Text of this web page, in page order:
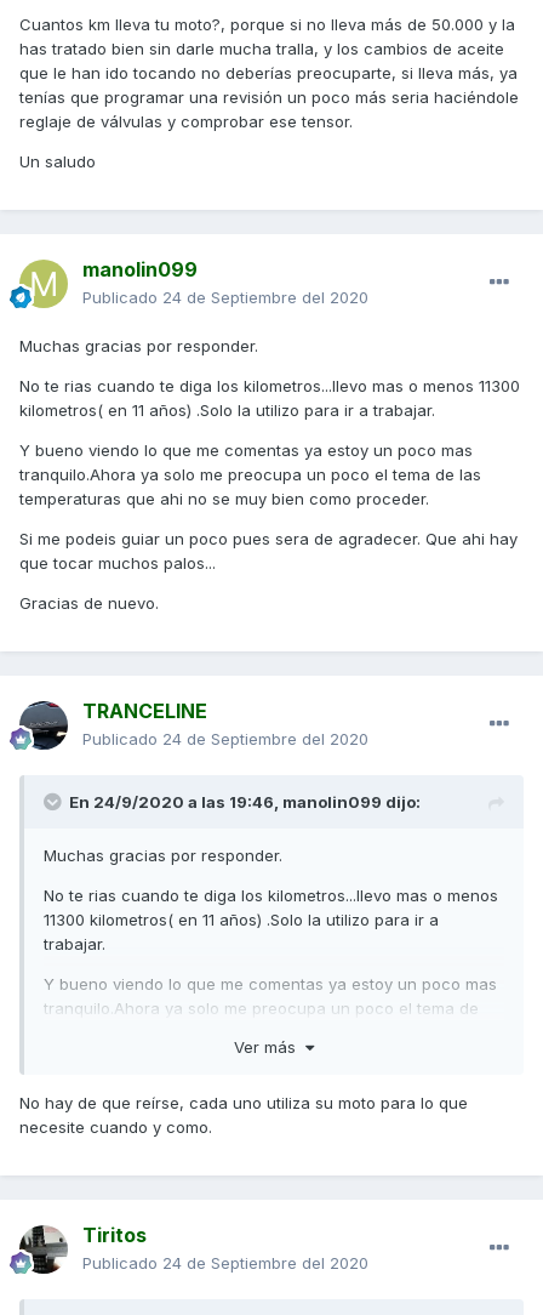
regulador de carga) nunca se le ha hecho nada y tampoco
pense que deberia preocuparme ...pero despues de leer el
tema del tensor pues no se ...
Siendo la moto del 2009 pensais que deberia aunque
sube el indicador de la temperatura al 2 ( lo que nunca...ni
en verano). Esta mañana aprovechando que queria
antes de arrancar,tuve que rellenar un poquito y marche a
marcha y no se oia nada el electroventilador.(creo que
nunca lo he oido) No subia la temperatura al 3 pero
Pues lo mismo que con el tema del tensor...leyendo por el
foro me ha entrado miedito y no se si deberia mirarle algo a
Agradecere ayuda/consejo de los expertos del foro.
Un saludo.
Cuantos km lleva tu moto?, porque si no lleva más de 50.000 y la
has tratado bien sin darle mucha tralla, y los cambios de aceite
que le han ido tocando no deberías preocuparte, si lleva más, ya
tenías que programar una revisión un poco más seria haciéndole
reglaje de válvulas y comprobar ese tensor.
Un saludo
manolin099
Publicado 24 de Septiembre del 2020
Muchas gracias por responder.
No te rias cuando te diga los kilometros...llevo mas o menos 11300
kilometros( en 11 años) .Solo la utilizo para ir a trabajar.
Y bueno viendo lo que me comentas ya estoy un poco mas
tranquilo.Ahora ya solo me preocupa un poco el tema de las
temperaturas que ahi no se muy bien como proceder.
Si me podeis guiar un poco pues sera de agradecer. Que ahi hay
que tocar muchos palos...
Gracias de nuevo.
TRANCELINE
Publicado 24 de Septiembre del 2020
En 24/9/2020 a las 19:46, manolin099 dijo:
Muchas gracias por responder.
No te rias cuando te diga los kilometros...llevo mas o menos
11300 kilometros( en 11 años) .Solo la utilizo para ir a
trabajar.
Y bueno viendo lo que me comentas ya estoy un poco mas
tranquilo.Ahora ya solo me preocupa un poco el tema de
ahi hay que tocar muchos palos...
Gracias de nuevo.
Ver más
No hay de que reírse, cada uno utiliza su moto para lo que
necesite cuando y como.
Tiritos
Publicado 24 de Septiembre del 2020